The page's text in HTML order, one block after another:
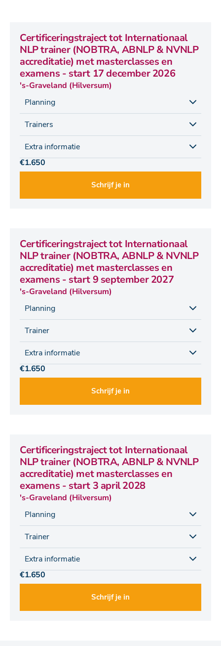
Certificeringstraject tot Internationaal
NLP trainer (NOBTRA, ABNLP & NVNLP
accreditatie) met masterclasses en
examens - start 17 december 2026
's-Graveland (Hilversum)
Planning
Trainers
Extra informatie
€1.650
Schrijf je in
Certificeringstraject tot Internationaal
NLP trainer (NOBTRA, ABNLP & NVNLP
accreditatie) met masterclasses en
examens - start 9 september 2027
's-Graveland (Hilversum)
Planning
Trainer
Extra informatie
€1.650
Schrijf je in
Certificeringstraject tot Internationaal
NLP trainer (NOBTRA, ABNLP & NVNLP
accreditatie) met masterclasses en
examens - start 3 april 2028
's-Graveland (Hilversum)
Planning
Trainer
Extra informatie
€1.650
Schrijf je in